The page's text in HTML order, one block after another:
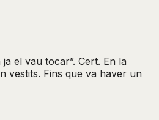
el vau tocar”. Cert. En la
vestits. Fins que va haver un